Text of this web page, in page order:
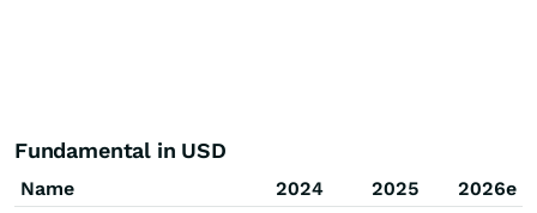
Fundamental in USD
Name 2024 2025
2026e